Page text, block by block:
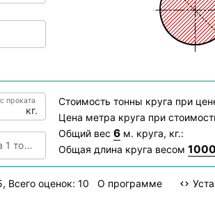
проката
кг.
Цена за 1 тонну
Стоимость тонны круга при
Цена метра круга при
Общий вес 6 м. круга, кг.:
Общая длина круга весом 1000
, Всего оценок: 10 О программе